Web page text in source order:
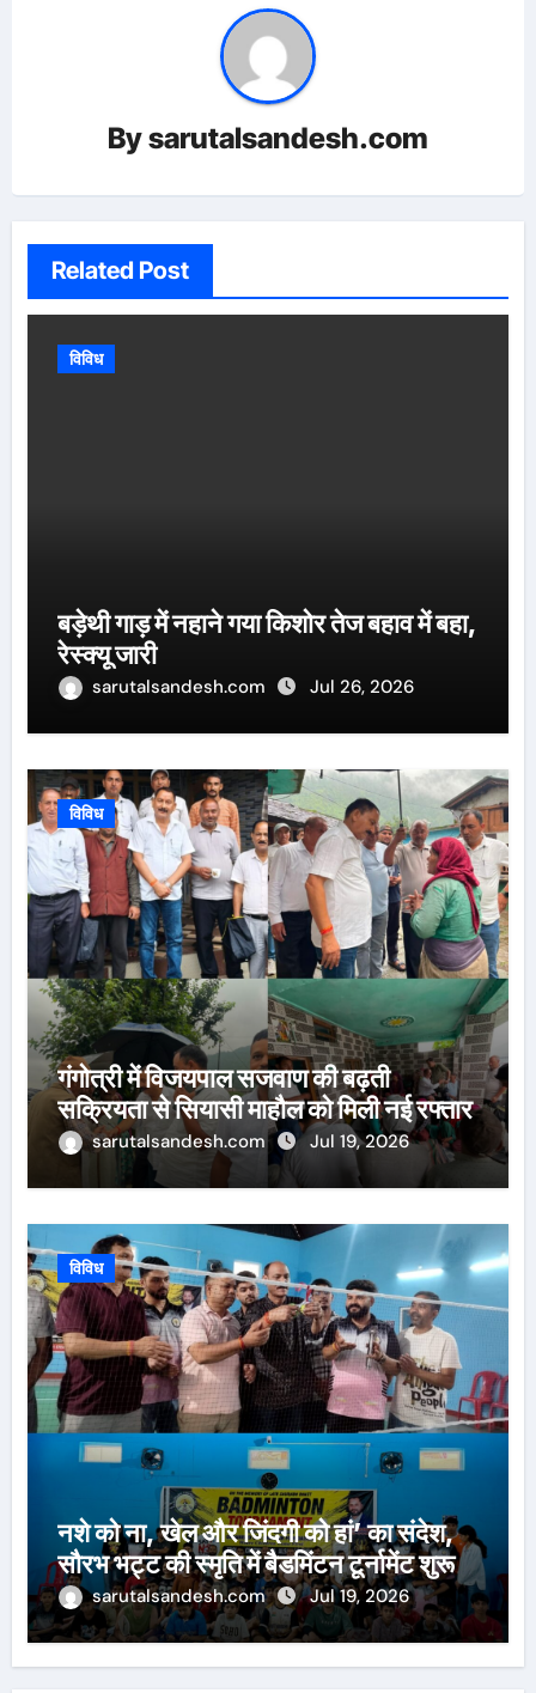
Bysarutalsandesh.com
Related Post
विविध
बड़ेथी गाड़ में नहाने गया किशोर तेज बहाव में बहा,
रेस्क्यू जारी
sarutalsandesh.com Jul 26, 2026
विविध
गंगोत्री में विजयपाल सजवाण की बढ़ती
सक्रियता से सियासी माहौल को मिली नई रफ्तार
sarutalsandesh.com Jul 19, 2026
विविध
नशे को ना, खेल और जिंदगी को हां’ का संदेश,
सौरभ भट्ट की स्मृति में बैडमिंटन टूर्नामेंट शुरू
sarutalsandesh.com Jul 19, 2026